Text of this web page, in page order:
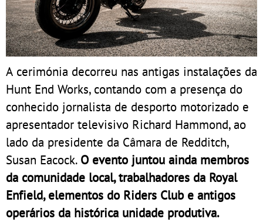
A cerimónia decorreu nas antigas instalações da
Hunt End Works, contando com a presença do
conhecido jornalista de desporto motorizado e
apresentador televisivo Richard Hammond, ao
lado da presidente da Câmara de Redditch,
Susan Eacock. O evento juntou ainda membros
da comunidade local, trabalhadores da Royal
Enfield, elementos do Riders Club e antigos
operários da histórica unidade produtiva.